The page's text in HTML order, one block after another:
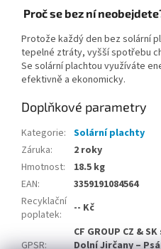
Proč se bez ní
Protože každý den bez solární
tepelné ztráty, vyšší spotřebu
Se solární plachtou využíváte
efektivně a ekonomicky.
Doplňkové parametry
Kategorie: Solární plachty
Záruka:
2 roky
Hmotnost:
18.5 kg
EAN:
3359191084564
Recyklační
poplatek: -- Kč
GPSR:
CF GROUP CZ &
Dolní Jirčany –